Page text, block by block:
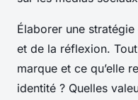
Élaborer une
et de la réflexion.
marque et ce qu’elle
identité ? Quelles